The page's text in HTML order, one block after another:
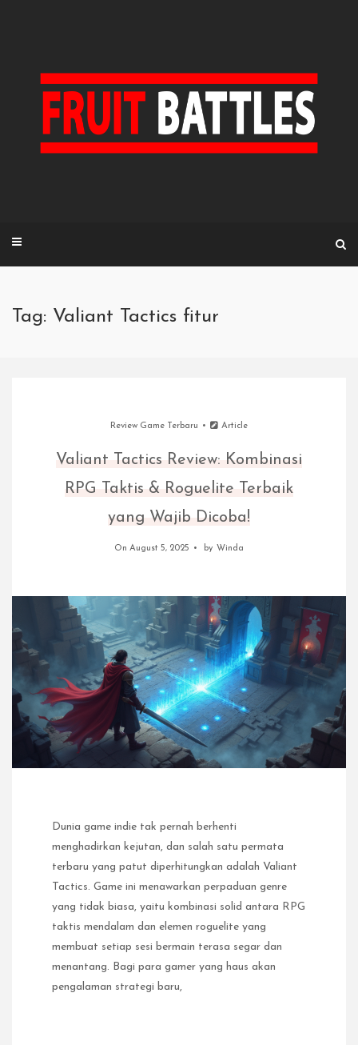
Tag: Valiant Tactics fitur
Review Game Terbaru Article
Valiant Tactics Review: Kombinasi
RPG Taktis & Roguelite Terbaik
yang Wajib Dicoba!
On August 5, 2025 by Winda
Dunia game indie tak pernah berhenti
menghadirkan kejutan, dan salah satu permata
terbaru yang patut diperhitungkan adalah Valiant
Tactics. Game ini menawarkan perpaduan genre
yang tidak biasa, yaitu kombinasi solid antara RPG
taktis mendalam dan elemen roguelite yang
membuat setiap sesi bermain terasa segar dan
menantang. Bagi para gamer yang haus akan
pengalaman strategi baru,